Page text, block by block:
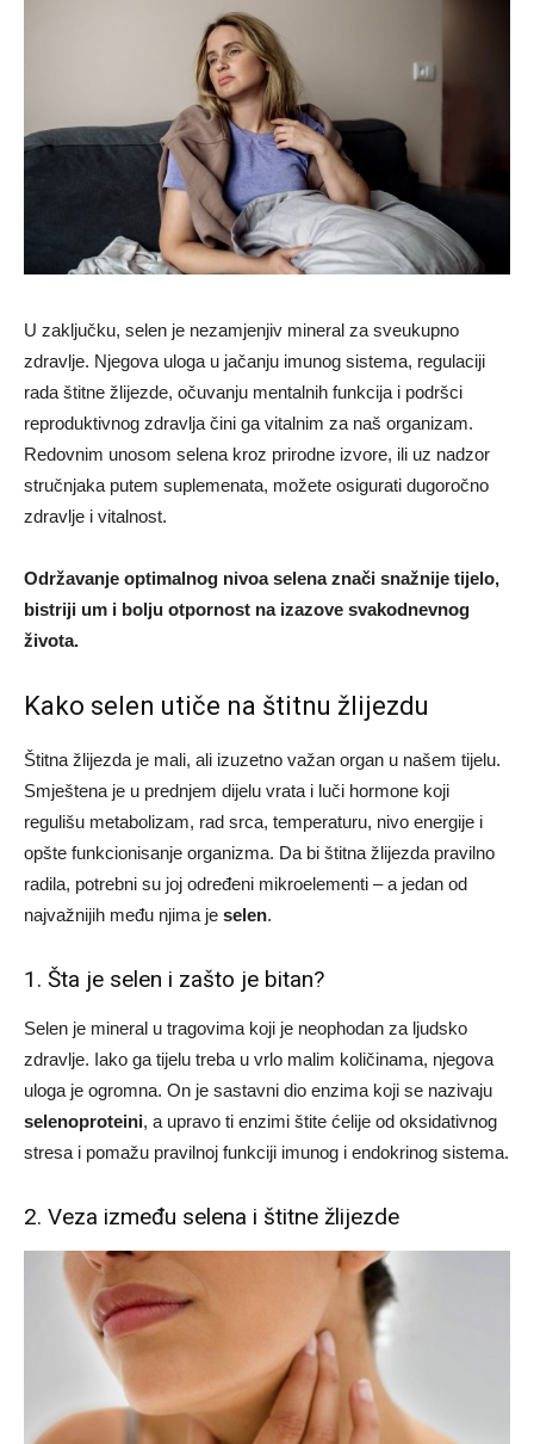
U zaključku, selen je nezamjenjiv mineral za sveukupno
zdravlje. Njegova uloga u jačanju imunog sistema, regulaciji
rada štitne žlijezde, očuvanju mentalnih funkcija i podršci
reproduktivnog zdravlja čini ga vitalnim za naš organizam.
Redovnim unosom selena kroz prirodne izvore, ili uz nadzor
stručnjaka putem suplemenata, možete osigurati dugoročno
zdravlje i vitalnost.
Održavanje optimalnog nivoa selena znači snažnije tijelo,
bistriji um i bolju otpornost na izazove svakodnevnog
života.
Kako selen utiče na štitnu žlijezdu
Štitna žlijezda je mali, ali izuzetno važan organ u našem tijelu.
Smještena je u prednjem dijelu vrata i luči hormone koji
regulišu metabolizam, rad srca, temperaturu, nivo energije i
opšte funkcionisanje organizma. Da bi štitna žlijezda pravilno
radila, potrebni su joj određeni mikroelementi – a jedan od
najvažnijih među njima je selen.
1. Šta je selen i zašto je bitan?
Selen je mineral u tragovima koji je neophodan za ljudsko
zdravlje. Iako ga tijelu treba u vrlo malim količinama, njegova
uloga je ogromna. On je sastavni dio enzima koji se nazivaju
selenoproteini, a upravo ti enzimi štite ćelije od oksidativnog
stresa i pomažu pravilnoj funkciji imunog i endokrinog sistema.
2. Veza između selena i štitne žlijezde